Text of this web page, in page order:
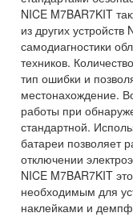
NICE M7BAR7KIT
из других
самодиагностики
техников.
тип ошибки и
местонахождение.
работы при
стандартной.
батареи позволяет
отключении
NICE M7BAR7KIT
необходимым для
наклейками и